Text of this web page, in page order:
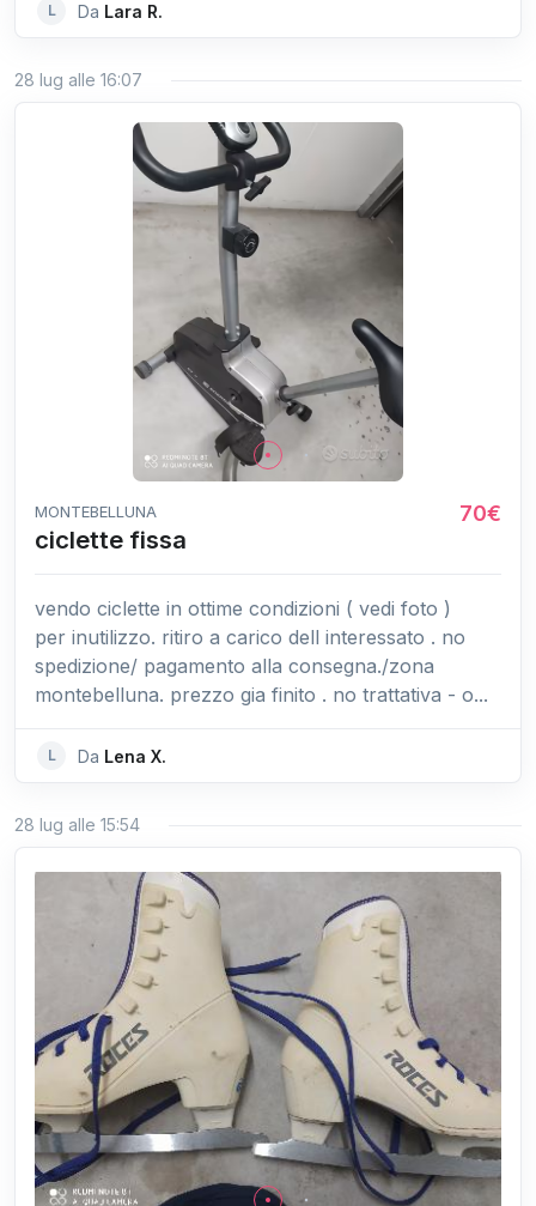
L Da Lara R.
28 lug alle 16:07
MONTEBELLUNA 70€
ciclette fissa
vendo ciclette in ottime condizioni ( vedi foto )
per inutilizzo. ritiro a carico dell interessato . no
spedizione/ pagamento alla consegna./zona
montebelluna. prezzo gia finito . no trattativa - o...
L Da Lena X.
28 lug alle 15:54